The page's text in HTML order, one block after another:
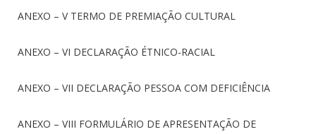
ANEXO – V TERMO DE PREMIAÇÃO CULTURAL
ANEXO – VI DECLARAÇÃO ÉTNICO-RACIAL
ANEXO – VII DECLARAÇÃO PESSOA COM DEFICIÊNCIA
ANEXO – VIII FORMULÁRIO DE APRESENTAÇÃO DE